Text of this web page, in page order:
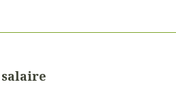
salaire